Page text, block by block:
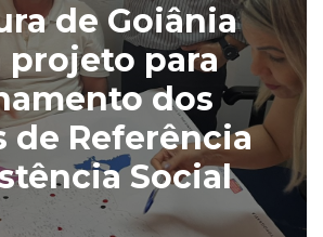
de Goiânia
projeto para
dos
de Referência
Social